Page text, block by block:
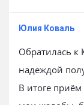
Юлия Коваль
Обратилась
надеждой
В итоге